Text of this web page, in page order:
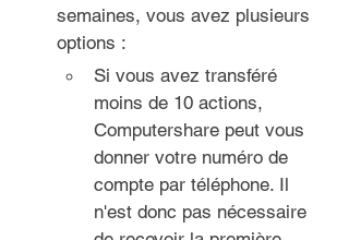
semaines, vous avez plusieurs
options :
Si vous avez transféré
moins de 10 actions,
Computershare peut vous
donner votre numéro de
compte par téléphone. Il
n'est donc pas nécessaire